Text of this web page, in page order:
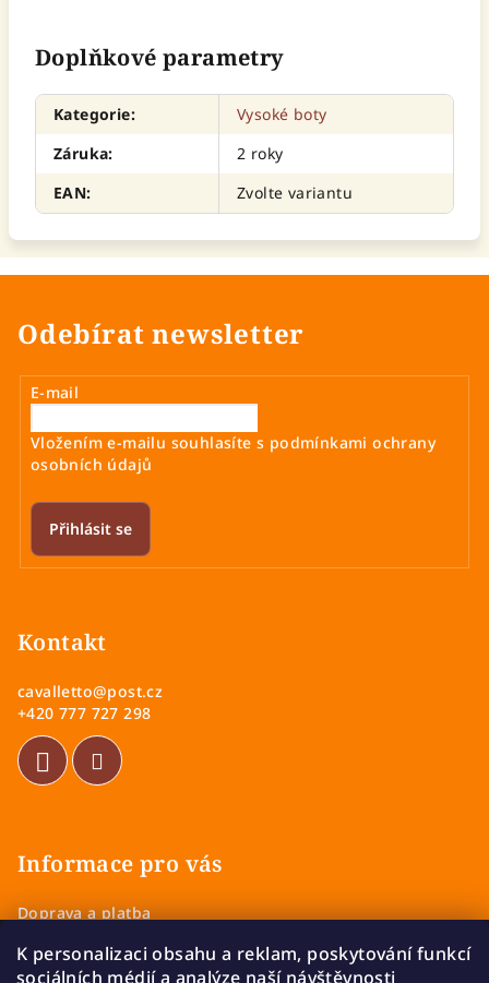
K personalizaci obsahu a reklam, poskytování funkcí
sociálních médií a analýze naší návštěvnosti
Doplňkové parametry
Kategorie:
Vysoké boty
Záruka:
2 roky
EAN: Zvolte variantu
Odebírat newsletter
E-mail
Vložením e-mailu souhlasíte s podmínkami ochrany
osobních údajů
Přihlásit se
Kontakt
cavalletto@post.cz
+420 777 727 298
Informace pro vás
Doprava a platba
Zásady ochrany osobních údajů